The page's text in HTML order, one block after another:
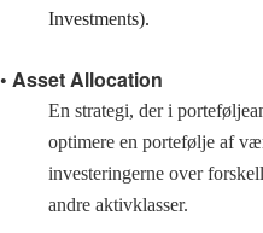
Investments).
• Asset Allocation
En strategi, der i
optimere en portefølje af
investeringerne over
andre aktivklasser.